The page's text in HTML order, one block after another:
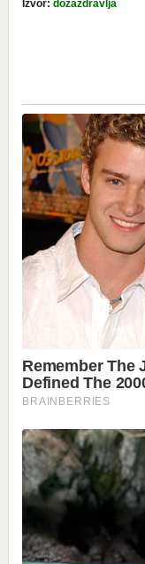
Izvor: dozazdravlja